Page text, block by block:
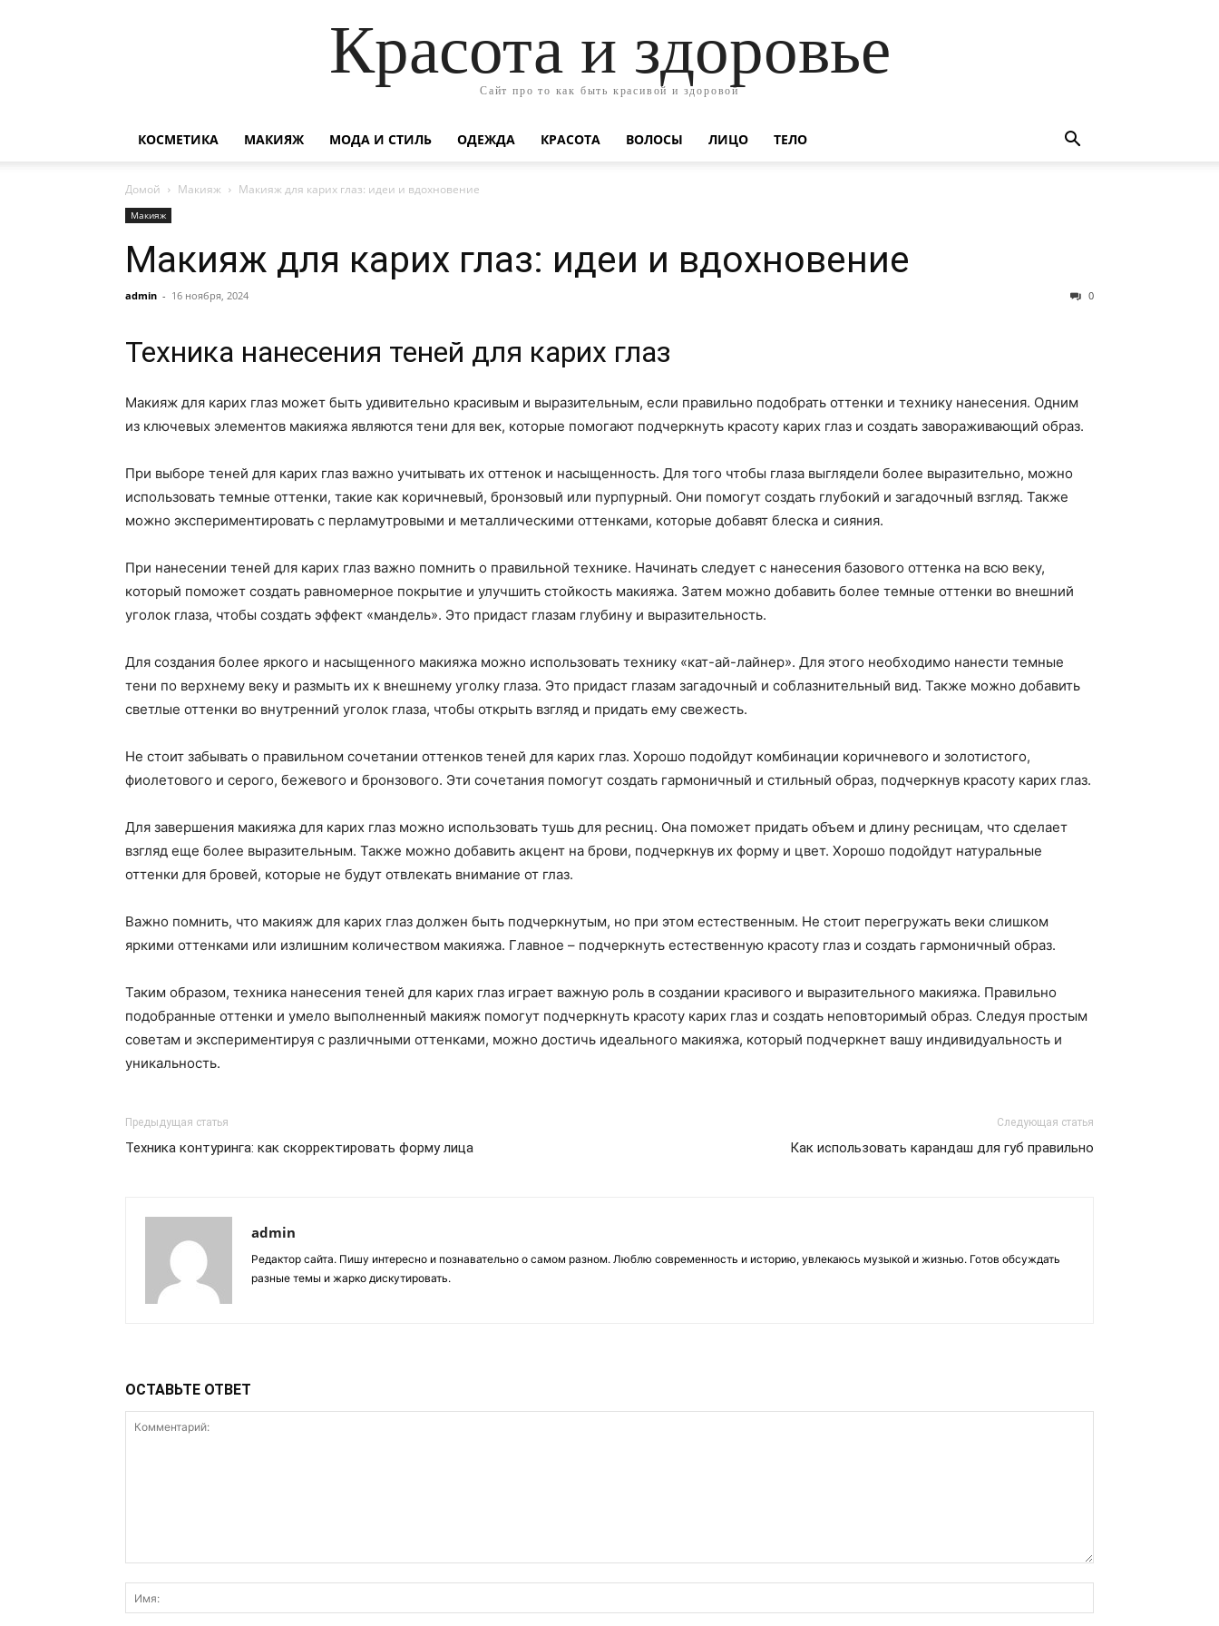
Красота и здоровье
Сайт про то как быть красивой и здоровой
КОСМЕТИКА МАКИЯЖ МОДА И СТИЛЬ ОДЕЖДА КРАСОТА ВОЛОСЫ ЛИЦО ТЕЛО
Домой Макияж Макияж для карих глаз: идеи и вдохновение
Макияж
Макияж для карих глаз: идеи и вдохновение
admin - 16 ноября, 2024 0
Техника нанесения теней для карих глаз
Макияж для карих глаз может быть удивительно красивым и выразительным, если правильно подобрать оттенки и технику нанесения. Одним
из ключевых элементов макияжа являются тени для век, которые помогают подчеркнуть красоту карих глаз и создать завораживающий образ.
При выборе теней для карих глаз важно учитывать их оттенок и насыщенность. Для того чтобы глаза выглядели более выразительно, можно
использовать темные оттенки, такие как коричневый, бронзовый или пурпурный. Они помогут создать глубокий и загадочный взгляд. Также
можно экспериментировать с перламутровыми и металлическими оттенками, которые добавят блеска и сияния.
При нанесении теней для карих глаз важно помнить о правильной технике. Начинать следует с нанесения базового оттенка на всю веку,
который поможет создать равномерное покрытие и улучшить стойкость макияжа. Затем можно добавить более темные оттенки во внешний
уголок глаза, чтобы создать эффект «мандель». Это придаст глазам глубину и выразительность.
Для создания более яркого и насыщенного макияжа можно использовать технику «кат-ай-лайнер». Для этого необходимо нанести темные
тени по верхнему веку и размыть их к внешнему уголку глаза. Это придаст глазам загадочный и соблазнительный вид. Также можно добавить
светлые оттенки во внутренний уголок глаза, чтобы открыть взгляд и придать ему свежесть.
Не стоит забывать о правильном сочетании оттенков теней для карих глаз. Хорошо подойдут комбинации коричневого и золотистого,
фиолетового и серого, бежевого и бронзового. Эти сочетания помогут создать гармоничный и стильный образ, подчеркнув красоту карих глаз.
Для завершения макияжа для карих глаз можно использовать тушь для ресниц. Она поможет придать объем и длину ресницам, что сделает
взгляд еще более выразительным. Также можно добавить акцент на брови, подчеркнув их форму и цвет. Хорошо подойдут натуральные
оттенки для бровей, которые не будут отвлекать внимание от глаз.
Важно помнить, что макияж для карих глаз должен быть подчеркнутым, но при этом естественным. Не стоит перегружать веки слишком
яркими оттенками или излишним количеством макияжа. Главное – подчеркнуть естественную красоту глаз и создать гармоничный образ.
Таким образом, техника нанесения теней для карих глаз играет важную роль в создании красивого и выразительного макияжа. Правильно
подобранные оттенки и умело выполненный макияж помогут подчеркнуть красоту карих глаз и создать неповторимый образ. Следуя простым
советам и экспериментируя с различными оттенками, можно достичь идеального макияжа, который подчеркнет вашу индивидуальность и
уникальность.
Предыдущая статья
Техника контуринга: как скорректировать форму лица
Следующая статья
Как использовать карандаш для губ правильно
admin
Редактор сайта. Пишу интересно и познавательно о самом разном. Люблю современность и историю, увлекаюсь музыкой и жизнью. Готов обсуждать
разные темы и жарко дискутировать.
ОСТАВЬТЕ ОТВЕТ